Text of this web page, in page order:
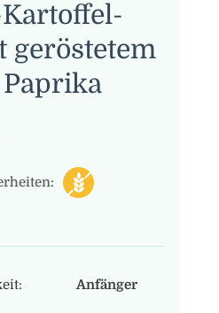
geröstetem
Anfänger